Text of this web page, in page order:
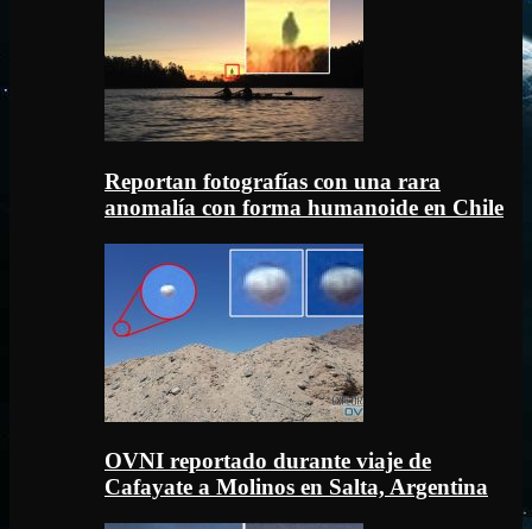
Reportan fotografías con una rara
anomalía con forma humanoide en Chile
OVNI reportado durante viaje de
Cafayate a Molinos en Salta, Argentina